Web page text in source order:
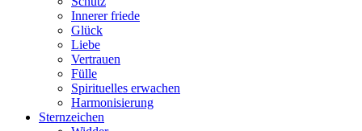
Innerer friede
Glück
Liebe
Vertrauen
Fülle
Spirituelles erwachen
Harmonisierung
Sternzeichen